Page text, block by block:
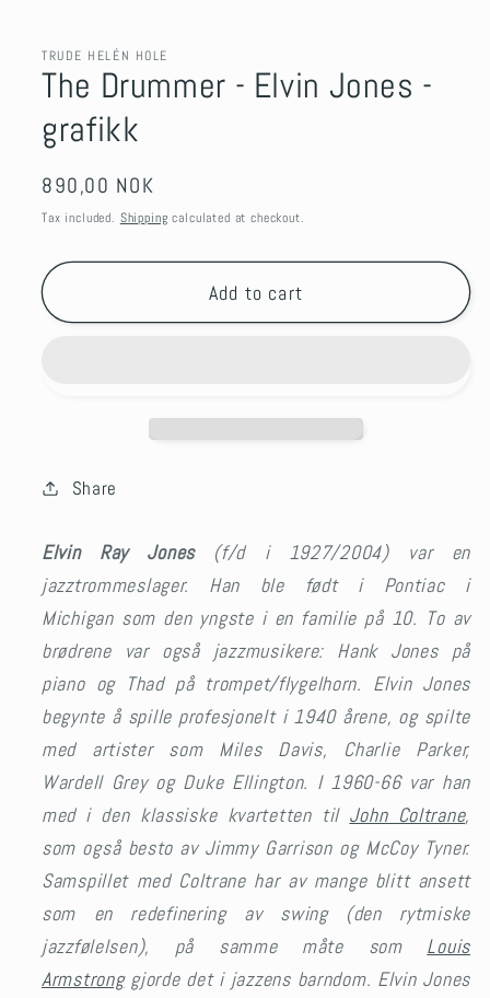
TRUDE HELÉN HOLE
The Drummer - Elvin Jones -
grafikk
Regular
price
890,00 NOK
Tax included. Shipping calculated at checkout.
Add to cart
Share
Elvin Ray Jones(f/d i 1927/2004) var en
jazztrommeslager. Han ble født i Pontiac i
Michigan som den yngste i en familie på 10. To av
brødrene var også jazzmusikere: Hank Jones på
piano og Thad på trompet/flygelhorn. Elvin Jones
begynte å spille profesjonelt i 1940 årene, og spilte
med artister som Miles Davis, Charlie Parker,
Wardell Grey og Duke Ellington. I 1960-66 var han
med i den klassiske kvartetten til John Coltrane,
som også besto av Jimmy Garrison og McCoy Tyner.
Samspillet med Coltrane har av mange blitt ansett
som en redefinering av swing (den rytmiske
jazzfølelsen), på samme måte som Louis
Armstronggjorde det i jazzens barndom. Elvin Jones